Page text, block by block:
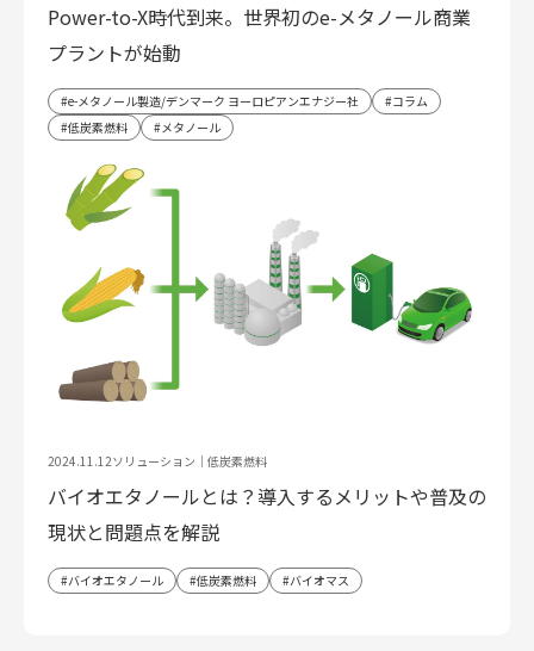
Power-to-X時代到来。世界初のe-メタノール商業
プラントが始動
e-メタノール製造/デンマーク ヨーロピアンエナジー社
コラム
低炭素燃料
メタノール
2024.11.12ソリューション｜ 低炭素燃料
バイオエタノールとは？導入するメリットや普及の
現状と問題点を解説
バイオエタノール 低炭素燃料 バイオマス